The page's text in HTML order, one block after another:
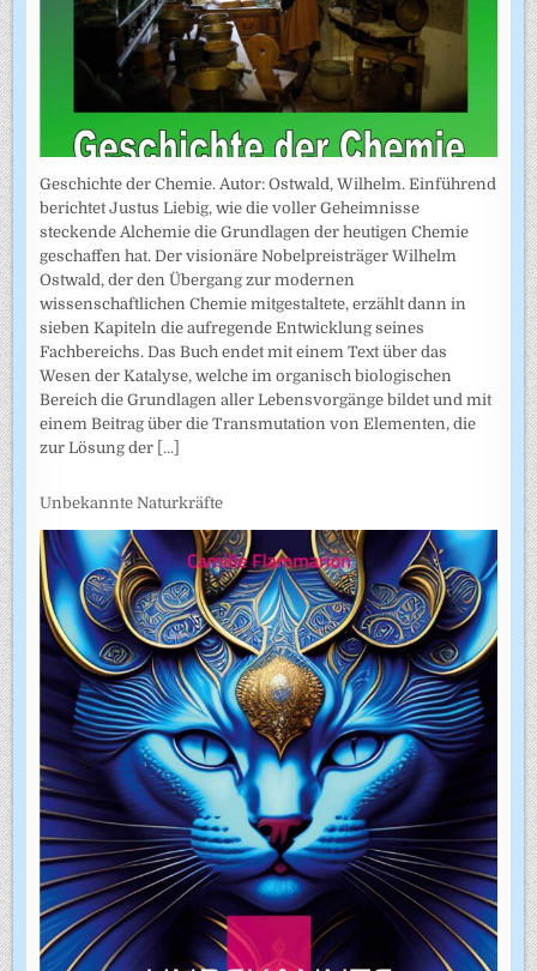
Geschichte der Chemie. Autor: Ostwald, Wilhelm. Einführend
berichtet Justus Liebig, wie die voller Geheimnisse
steckende Alchemie die Grundlagen der heutigen Chemie
geschaffen hat. Der visionäre Nobelpreisträger Wilhelm
Ostwald, der den Übergang zur modernen
wissenschaftlichen Chemie mitgestaltete, erzählt dann in
sieben Kapiteln die aufregende Entwicklung seines
Fachbereichs. Das Buch endet mit einem Text über das
Wesen der Katalyse, welche im organisch biologischen
Bereich die Grundlagen aller Lebensvorgänge bildet und mit
einem Beitrag über die Transmutation von Elementen, die
zur Lösung der [...]
Unbekannte Naturkräfte